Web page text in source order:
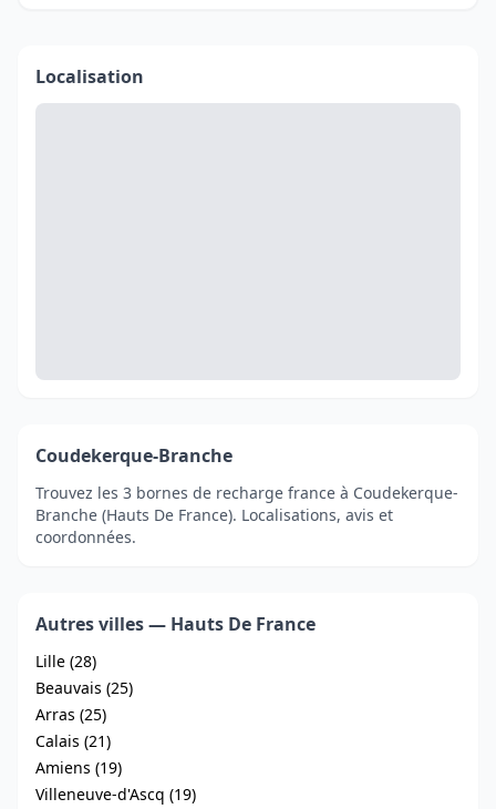
Localisation
Coudekerque-Branche
Trouvez les 3 bornes de recharge france à Coudekerque-
Branche (Hauts De France). Localisations, avis et
coordonnées.
Autres villes — Hauts De France
Lille (28)
Beauvais (25)
Arras (25)
Calais (21)
Amiens (19)
Villeneuve-d'Ascq (19)